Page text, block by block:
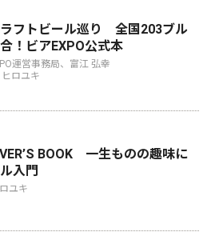
ラフトビール巡り 全国203ブル
！ビアEXPO公式本
運営事務局、富江 弘幸
ロユキ
BOOK 一生ものの趣味に
入門
ユキ